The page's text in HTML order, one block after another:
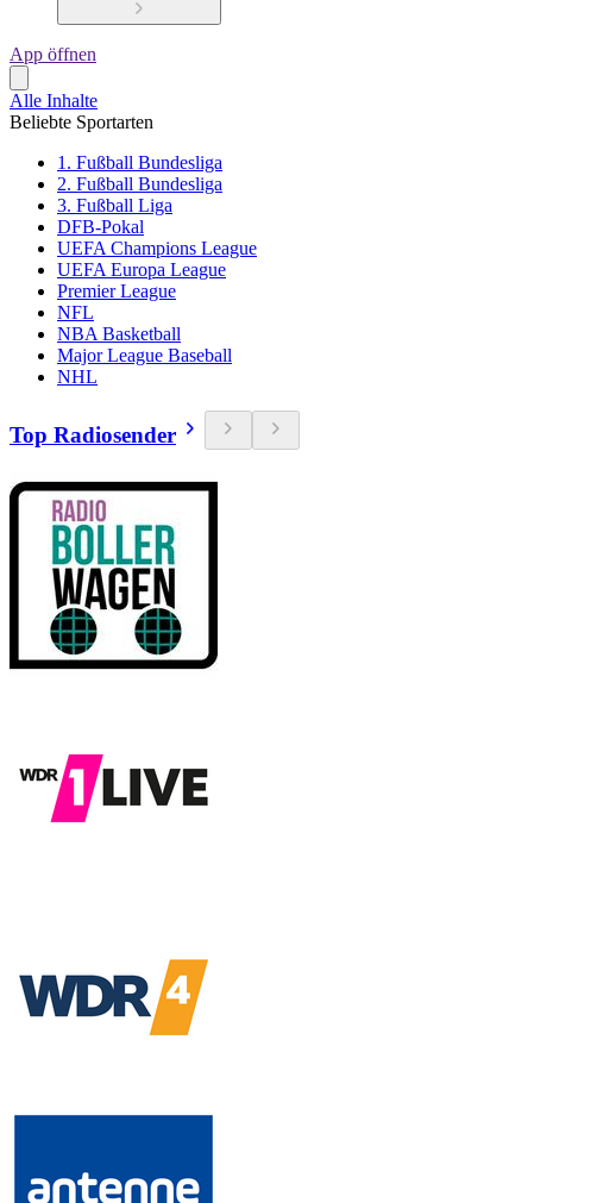
App öffnen
Alle Inhalte
Beliebte Sportarten
1. Fußball Bundesliga
2. Fußball Bundesliga
3. Fußball Liga
DFB-Pokal
UEFA Champions League
UEFA Europa League
Premier League
NFL
NBA Basketball
Major League Baseball
NHL
Top Radiosender